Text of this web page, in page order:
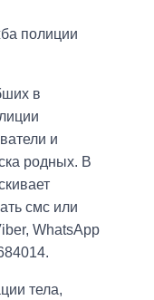
полиции
в
и
родных. В
смс или
WhatsApp
тела,